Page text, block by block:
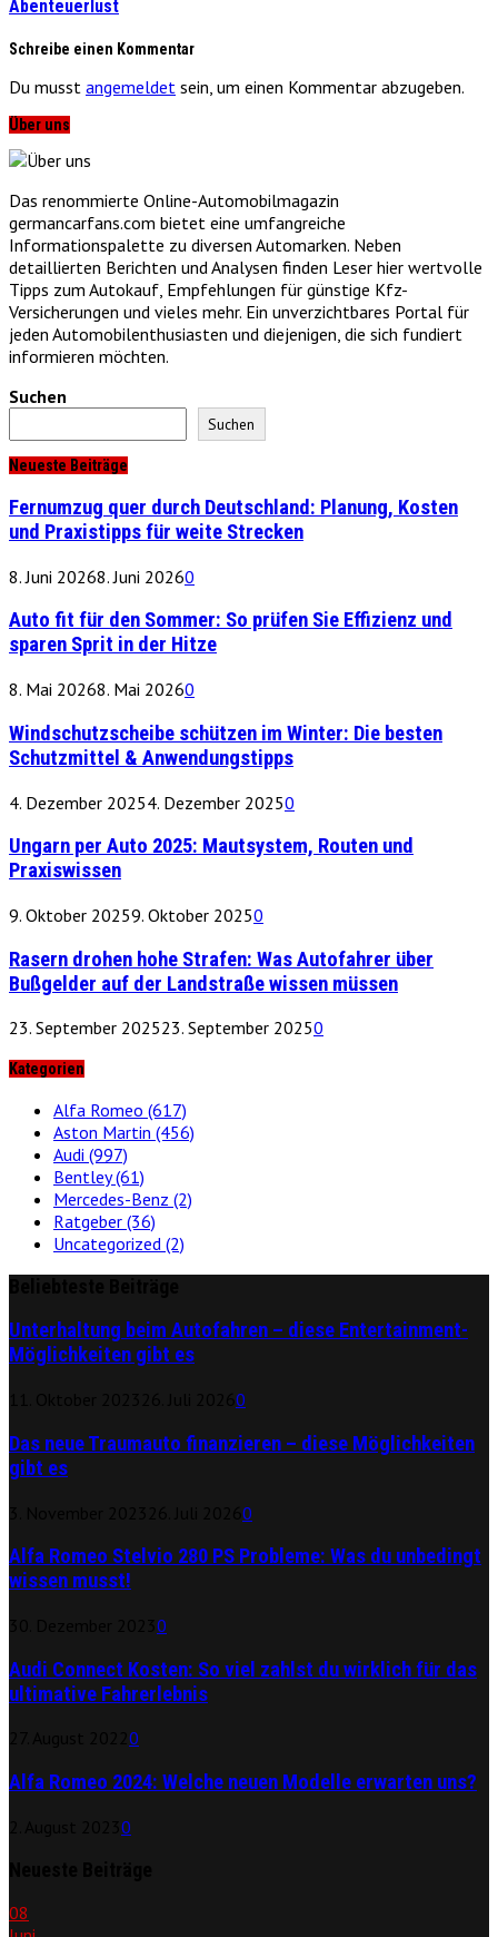
Abenteuerlust
Schreibe einen Kommentar
Du musst angemeldet sein, um einen Kommentar abzugeben.
Über uns
Das renommierte Online-Automobilmagazin
germancarfans.com bietet eine umfangreiche
Informationspalette zu diversen Automarken. Neben
detaillierten Berichten und Analysen finden Leser hier wertvolle
Tipps zum Autokauf, Empfehlungen für günstige Kfz-
Versicherungen und vieles mehr. Ein unverzichtbares Portal für
jeden Automobilenthusiasten und diejenigen, die sich fundiert
informieren möchten.
Suchen
Suchen
Neueste Beiträge
Fernumzug quer durch Deutschland: Planung, Kosten
und Praxistipps für weite Strecken
8. Juni 20268. Juni 20260
Auto fit für den Sommer: So prüfen Sie Effizienz und
sparen Sprit in der Hitze
8. Mai 20268. Mai 20260
Windschutzscheibe schützen im Winter: Die besten
Schutzmittel & Anwendungstipps
4. Dezember 20254. Dezember 20250
Ungarn per Auto 2025: Mautsystem, Routen und
Praxiswissen
9. Oktober 20259. Oktober 20250
Rasern drohen hohe Strafen: Was Autofahrer über
Bußgelder auf der Landstraße wissen müssen
23. September 202523. September 20250
Kategorien
Alfa Romeo (617)
Aston Martin (456)
Audi (997)
Bentley(61)
Mercedes-Benz (2)
Ratgeber (36)
Uncategorized (2)
Unterhaltung beim Autofahren – diese Entertainment-
Möglichkeiten gibt es
0
Das neue Traumauto finanzieren – diese Möglichkeiten
gibt es
0
Alfa Romeo Stelvio 280 PS Probleme: Was du unbedingt
wissen musst!
0
Audi Connect Kosten: So viel zahlst du wirklich für das
ultimative Fahrerlebnis
0
Alfa Romeo 2024: Welche neuen Modelle erwarten uns?
0
08